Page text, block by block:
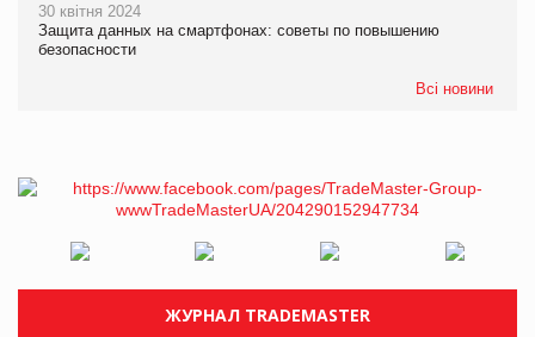
30 квітня 2024
Защита данных на смартфонах: советы по повышению
безопасности
Всі новини
ЖУРНАЛ TRADEMASTER